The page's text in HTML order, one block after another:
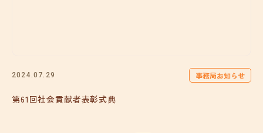
2024.07.29 事務局お知らせ
第61回社会貢献者表彰式典